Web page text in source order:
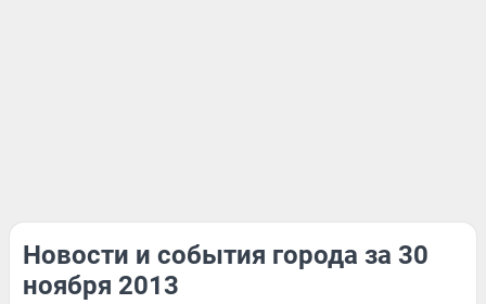
Новости и события города за 30
ноября 2013